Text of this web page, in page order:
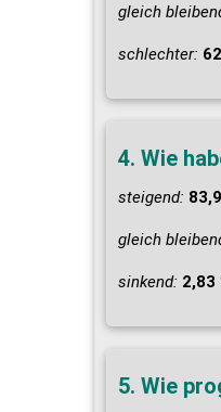
gleich
schlechter:
4. Wie
steigend:
gleich
sinkend: 2,83
5. Wie